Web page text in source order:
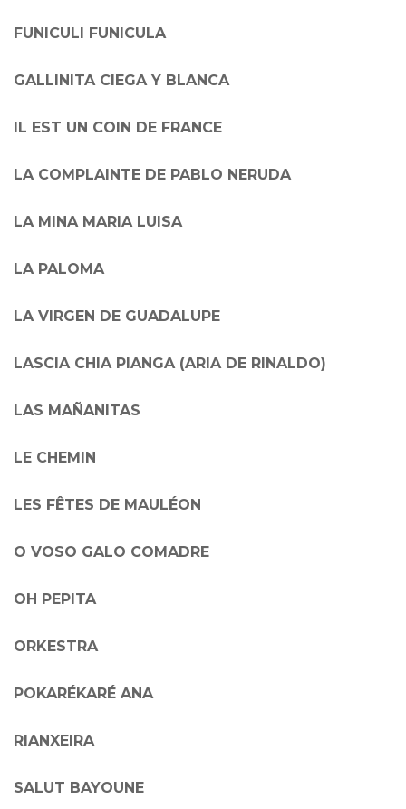
FUNICULI FUNICULA
GALLINITA CIEGA Y BLANCA
IL EST UN COIN DE FRANCE
LA COMPLAINTE DE PABLO NERUDA
LA MINA MARIA LUISA
LA PALOMA
LA VIRGEN DE GUADALUPE
LASCIA CHIA PIANGA (ARIA DE RINALDO)
LAS MAÑANITAS
LE CHEMIN
LES FÊTES DE MAULÉON
O VOSO GALO COMADRE
OH PEPITA
ORKESTRA
POKARÉKARÉ ANA
RIANXEIRA
SALUT BAYOUNE